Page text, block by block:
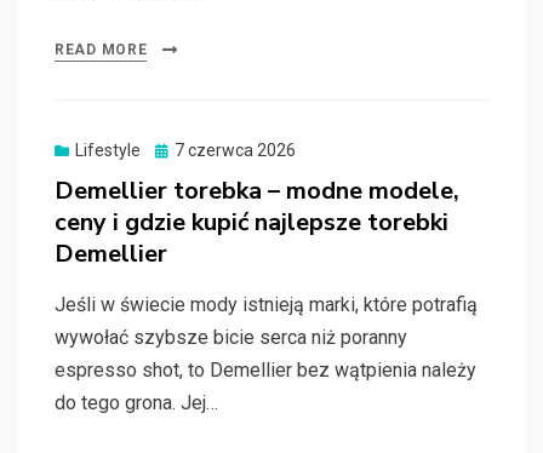
READ MORE
Lifestyle
Posted
7 czerwca 2026
Demellier torebka – modne modele,
ceny i gdzie kupić najlepsze torebki
Demellier
Jeśli w świecie mody istnieją marki, które potrafią
wywołać szybsze bicie serca niż poranny
espresso shot, to Demellier bez wątpienia należy
do tego grona. Jej…